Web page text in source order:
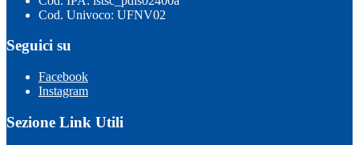
Cod. Univoco: UFNV02
Seguici su
Facebook
Instagram
Sezione Link Utili